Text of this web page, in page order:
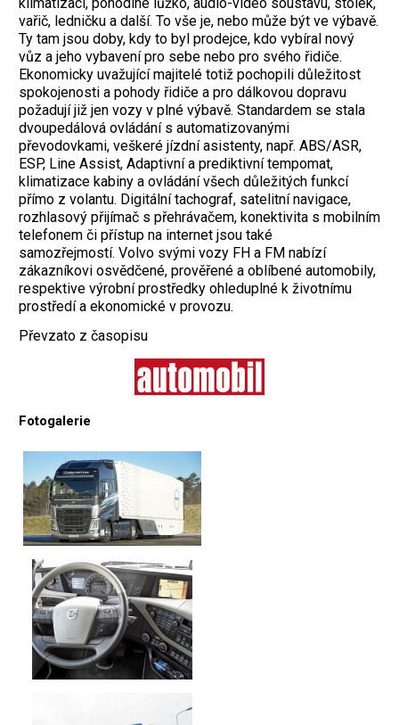
klimatizaci, pohodlné lůžko, audio-video soustavu, stolek,
vařič, ledničku a další. To vše je, nebo může být ve výbavě.
Ty tam jsou doby, kdy to byl prodejce, kdo vybíral nový
vůz a jeho vybavení pro sebe nebo pro svého řidiče.
Ekonomicky uvažující majitelé totiž pochopili důležitost
spokojenosti a pohody řidiče a pro dálkovou dopravu
požadují již jen vozy v plné výbavě. Standardem se stala
dvoupedálová ovládání s automatizovanými
převodovkami, veškeré jízdní asistenty, např. ABS/ASR,
ESP, Line Assist, Adaptivní a prediktivní tempomat,
klimatizace kabiny a ovládání všech důležitých funkcí
přímo z volantu. Digitální tachograf, satelitní navigace,
rozhlasový přijímač s přehrávačem, konektivita s mobilním
telefonem či přístup na internet jsou také
samozřejmostí. Volvo svými vozy FH a FM nabízí
zákazníkovi osvědčené, prověřené a oblíbené automobily,
respektive výrobní prostředky ohleduplné k životnímu
prostředí a ekonomické v provozu.
Převzato z časopisu
Fotogalerie